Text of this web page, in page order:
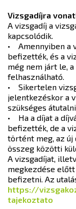
Vizsgadíjra
A vizsgadíj a
kapcsolódik.
• Amennyiben a
befizették, és a
még nem járt le,
felhasználható.
• Sikertelen
jelentkezéskor a
szükséges
• Ha a díjat a
befizették, de a
történt meg, az
összeg közötti
A vizsgadíjat,
megkezdése
befizetni. Az
https://
tajekoztato